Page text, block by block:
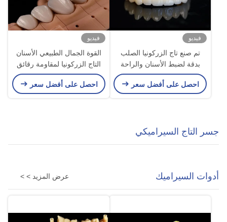
فيديو
تم صنع تاج الزركونيا الصلب
بدقة لضبط الأسنان والراحة
المثالية
احصل على أفضل سعر
فيديو
القوة الجمال الطبيعي الأسنان
التاج الزركونيا لمقاومة رقائق
مناسبة بدقة
احصل على أفضل سعر
جسر التاج السيراميكي
أدوات السيراميك عرض المزيد > >